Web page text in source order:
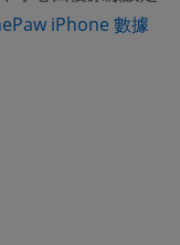
iPhone 數據